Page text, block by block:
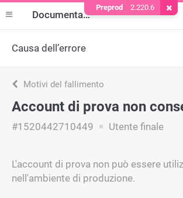
Documentazione
Causa dell’errore
Motivi del fallimento
Account di prova non
#1520442710449 Utente finale
L'account di prova non può essere
nell'ambiente di produzione.
Preprod 2.220.6